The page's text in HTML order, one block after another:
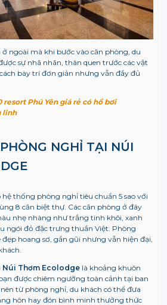
ngoài mà khi bước vào căn phòng, du
sự nhã nhãn, thân quen trước các vật
bày trí đơn giản nhưng vẫn đầy đủ
resort Phú Yên giá rẻ có hồ bơi
linh
NGHỈ TẠI NÚI
hệ thống phòng nghỉ tiêu chuẩn 5 sao với
8 căn biệt thự. Các căn phòng ở đây
nhẹ nhàng như trắng tinh khôi, xanh
ngói đỏ đặc trưng thuần Việt. Phòng
hoang sơ, gần gũi nhưng vẫn hiện đại,
Núi Thơm Ecolodgelà khoảng khuôn
được chiêm ngưỡng toàn cảnh tại ban
từ phòng nghỉ, du khách có thể đưa
hôn hay đón bình minh thưởng thức